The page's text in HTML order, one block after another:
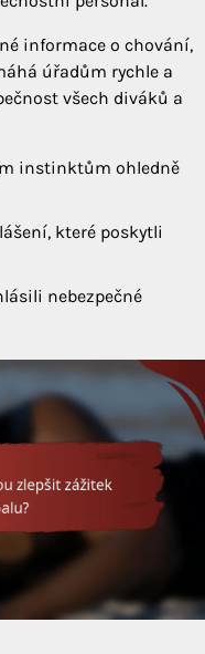
informace o chování,
úřadům rychle a
všech diváků a
instinktům ohledně
které poskytli
nebezpečné